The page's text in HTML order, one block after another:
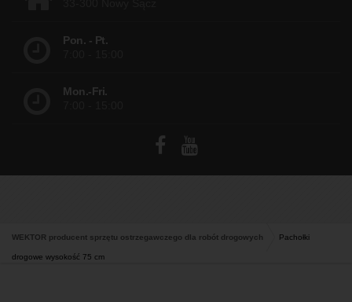
Pon. - Pt.
Mon.-Fri.
WEKTOR producent sprzętu ostrzegawczego dla robót drogowych Pachołki
drogowe wysokość 75 cm